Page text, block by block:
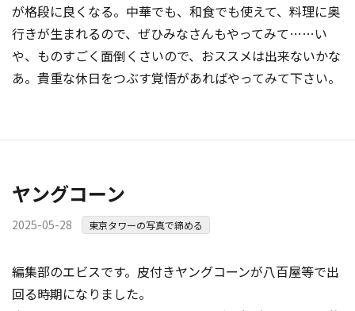
が格段に良くなる。中華でも、和食でも使えて、料理に奥
行きが生まれるので、ぜひみなさんもやってみて……い
や、ものすごく面倒くさいので、おススメは出来ないかな
あ。貴重な休日をつぶす覚悟があればやってみて下さい。
ヤングコーン
2025-05-28 東京タワーの写真で締める
編集部のエビスです。皮付きヤングコーンが八百屋等で出
回る時期になりました。